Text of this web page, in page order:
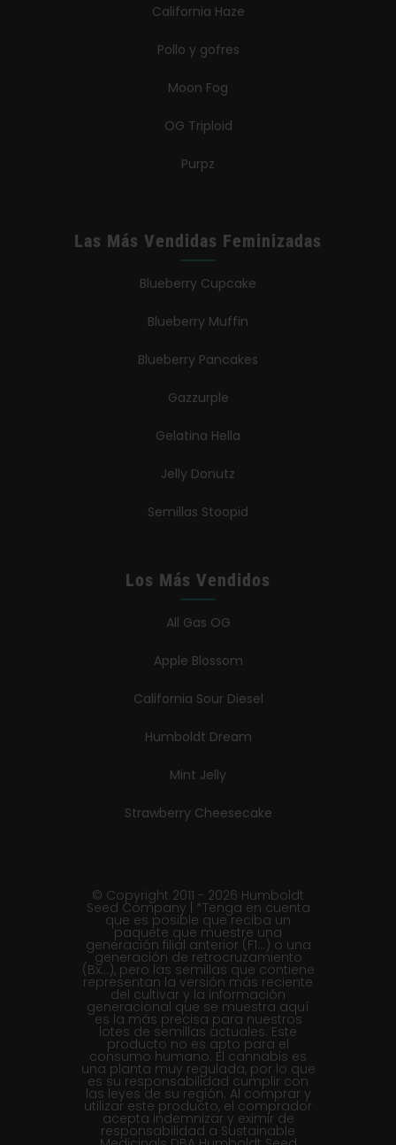
California Haze
Pollo y gofres
Moon Fog
OG Triploid
Purpz
Las Más Vendidas Feminizadas
Blueberry Cupcake
Blueberry Muffin
Blueberry Pancakes
Gazzurple
Gelatina Hella
Jelly Donutz
Semillas Stoopid
Los Más Vendidos
All Gas OG
Apple Blossom
California Sour Diesel
Humboldt Dream
Mint Jelly
Strawberry Cheesecake
© Copyright 2011 - 2026 Humboldt
Seed Company | *Tenga en cuenta
que es posible que reciba un
paquete que muestre una
generación filial anterior (F1...) o una
generación de retrocruzamiento
(Bx...), pero las semillas que contiene
representan la versión más reciente
del cultivar y la información
generacional que se muestra aquí
es la más precisa para nuestros
lotes de semillas actuales. Este
producto no es apto para el
consumo humano. El cannabis es
una planta muy regulada, por lo que
es su responsabilidad cumplir con
las leyes de su región. Al comprar y
utilizar este producto, el comprador
acepta indemnizar y eximir de
responsabilidad a Sustainable